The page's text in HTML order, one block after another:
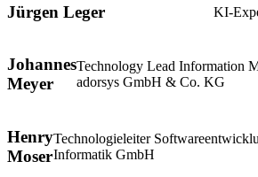
Jürgen Leger KI-
Johannes
Meyer
Technology Lead Information
adorsys GmbH & Co. KG
Henry
Moser
Technologieleiter
Informatik GmbH